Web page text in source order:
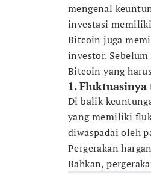
mengenal
investasi
Bitcoin juga
investor.
Bitcoin yang
1.
Di balik
yang memiliki
diwaspadai oleh
Pergerakan
Bahkan,